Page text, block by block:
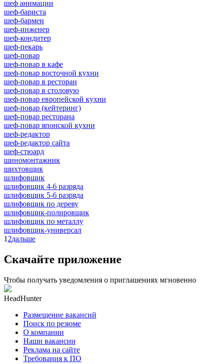
шеф анимации
шеф-бариста
шеф-бармен
шеф-инженер
шеф-кондитер
шеф-пекарь
шеф-повар
шеф-повар в кафе
шеф-повар восточной кухни
шеф-повар в ресторан
шеф-повар в столовую
шеф-повар европейской кухни
шеф-повар (кейтеринг)
шеф-повар ресторана
шеф-повар японской кухни
шеф-редактор
шеф-редактор сайта
шеф-стюард
шиномонтажник
шихтовщик
шлифовщик
шлифовщик 4-6 разряда
шлифовщик 5-6 разряда
шлифовщик по дереву
шлифовщик-полировщик
шлифовщик по металлу
шлифовщик-универсал
1 2дальше
Скачайте приложение
Чтобы получать уведомления о приглашениях мгновенно
HeadHunter
Размещение вакансий
Поиск по резюме
О компании
Наши вакансии
Реклама на сайте
Требования к ПО